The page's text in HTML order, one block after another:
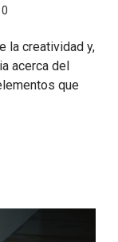
0
la creatividad y,
acerca del
que